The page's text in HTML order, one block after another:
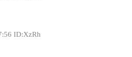
ID:XzRh